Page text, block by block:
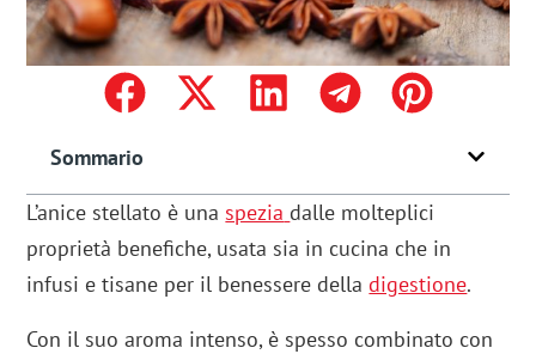
Sommario
L’anice stellato è una spezia dalle molteplici
proprietà benefiche, usata sia in cucina che in
infusi e tisane per il benessere delladigestione.
Con il suo aroma intenso, è spesso combinato con